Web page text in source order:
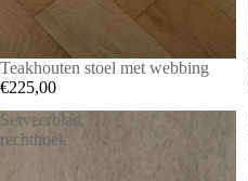
SOLD OUT
Teakhouten stoel met webbing
€225,00
Serveerblad
rechthoek